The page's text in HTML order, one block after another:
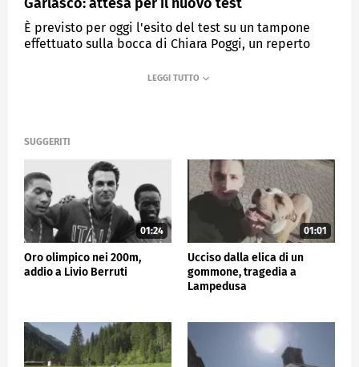
È previsto per oggi l'esito del test su un tampone
effettuato sulla bocca di Chiara Poggi, un reperto
SUGGERITI
01:24
Oro olimpico nei 200m,
addio a Livio Berruti
01:01
Ucciso dalla elica di un
gommone, tragedia a
Lampedusa